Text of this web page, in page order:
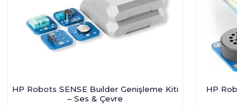
HP Robots SENSE Builder Genişleme Kiti
– Ses & Çevre
HP